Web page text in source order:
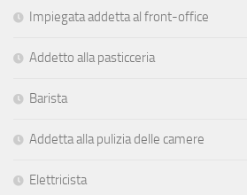
Impiegata addetta al front-office
Addetto alla pasticceria
Barista
Addetta alla pulizia delle camere
Elettricista